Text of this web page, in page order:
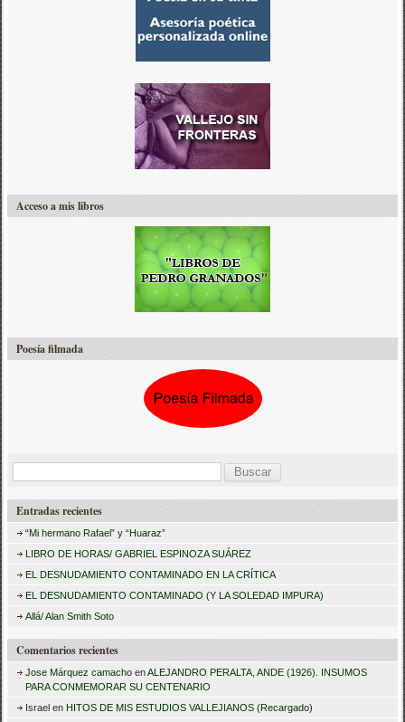
Acceso a mis libros
Poesía filmada
s
r
Entradas recientes
“Mi hermano Rafael” y “Huaraz”
LIBRO DE HORAS/ GABRIEL ESPINOZA SUÁREZ
EL DESNUDAMIENTO CONTAMINADO EN LA CRÍTICA
EL DESNUDAMIENTO CONTAMINADO (Y LA SOLEDAD IMPURA)
Allá/ Alan Smith Soto
Comentarios recientes
Jose Márquez camacho enALEJANDRO PERALTA, ANDE (1926). INSUMOS
PARA CONMEMORAR SU CENTENARIO
Israel en HITOS DE MIS ESTUDIOS VALLEJIANOS (Recargado)